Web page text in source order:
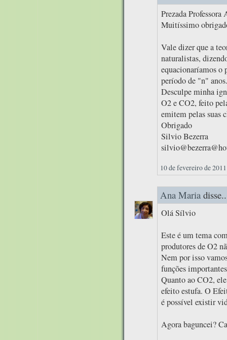
Prezada Professora
Muitíssimo
Vale dizer que a
naturalistas,
equacionaríamos o
período de "n" anos.
Desculpe minha
O2 e CO2, feito
emitem pelas suas
Obrigado
Silvio Bezerra
10 de fevereiro de
Ana Maria
Olá Sílvio
Este é um tema
produtores de O2
Nem por isso
funções
Quanto ao CO2,
efeito estufa. O
é possível existir
Agora baguncei?